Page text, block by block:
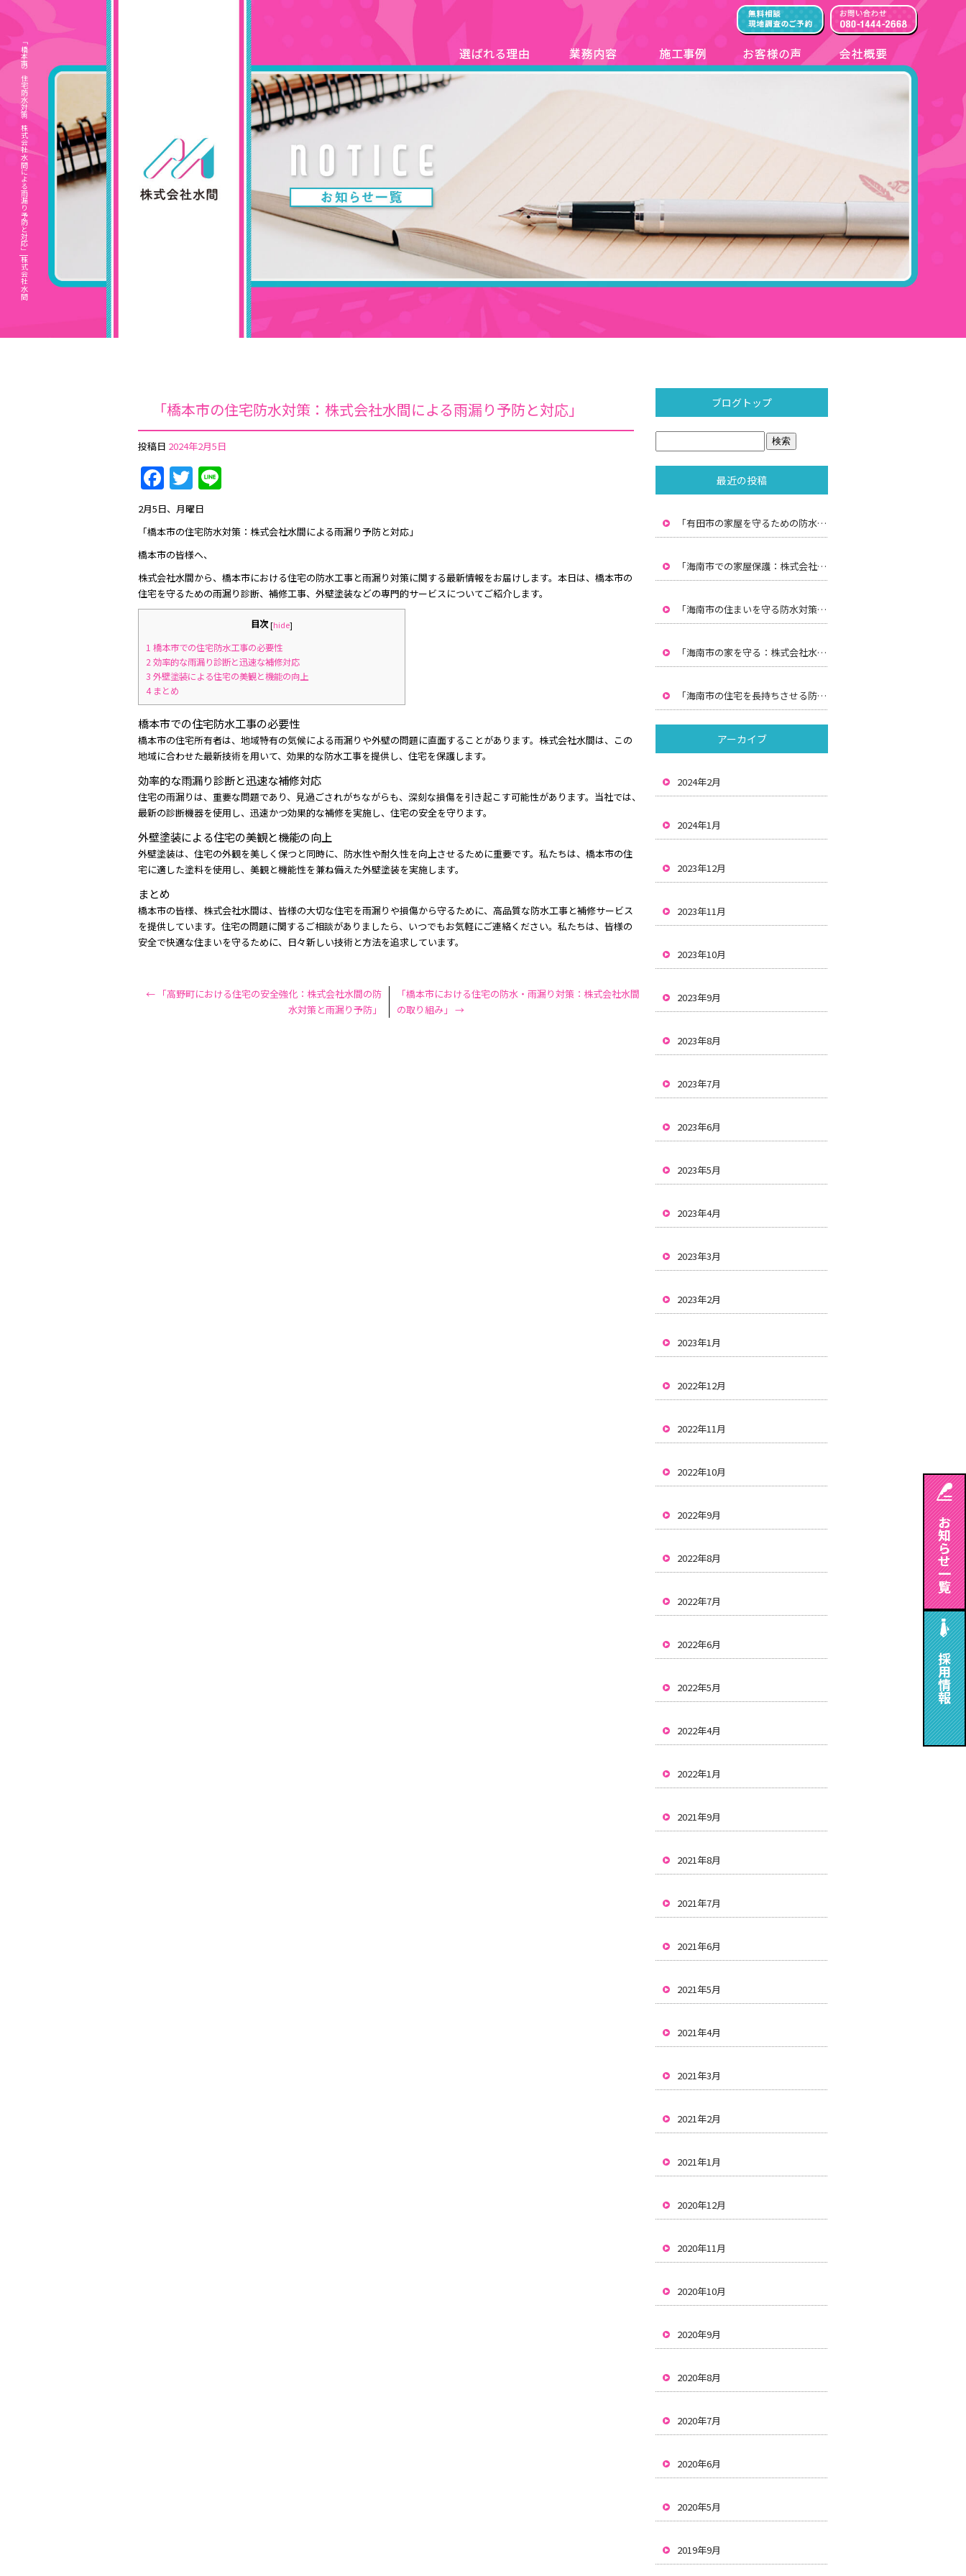
「橋本市の住宅防水対策：株式会社水間による雨漏り予防と対応」|株式会社水間
「橋本市の住宅防水対策：株式会社水間による雨漏り予防と対応」
投稿日 2024年2月5日
Facebook
Twitter
2月5日、月曜日
「橋本市の住宅防水対策：株式会社水間による雨漏り予防と対応」
橋本市の皆様へ、
株式会社水間から、橋本市における住宅の防水工事と雨漏り対策に関する最新情報をお届けします。本日は、橋本市の
住宅を守るための雨漏り診断、補修工事、外壁塗装などの専門的サービスについてご紹介します。
目次[hide]
1 橋本市での住宅防水工事の必要性
2効率的な雨漏り診断と迅速な補修対応
3 外壁塗装による住宅の美観と機能の向上
4まとめ
橋本市での住宅防水工事の必要性
橋本市の住宅所有者は、地域特有の気候による雨漏りや外壁の問題に直面することがあります。株式会社水間は、この
地域に合わせた最新技術を用いて、効果的な防水工事を提供し、住宅を保護します。
効率的な雨漏り診断と迅速な補修対応
住宅の雨漏りは、重要な問題であり、見過ごされがちながらも、深刻な損傷を引き起こす可能性があります。当社では、
最新の診断機器を使用し、迅速かつ効果的な補修を実施し、住宅の安全を守ります。
外壁塗装による住宅の美観と機能の向上
外壁塗装は、住宅の外観を美しく保つと同時に、防水性や耐久性を向上させるために重要です。私たちは、橋本市の住
宅に適した塗料を使用し、美観と機能性を兼ね備えた外壁塗装を実施します。
まとめ
橋本市の皆様、株式会社水間は、皆様の大切な住宅を雨漏りや損傷から守るために、高品質な防水工事と補修サービス
を提供しています。住宅の問題に関するご相談がありましたら、いつでもお気軽にご連絡ください。私たちは、皆様の
安全で快適な住まいを守るために、日々新しい技術と方法を追求しています。
← 「高野町における住宅の安全強化：株式会社水間の防
水対策と雨漏り予防」
「橋本市における住宅の防水・雨漏り対策：株式会社水間
の取り組み」 →
ブログトップ
最近の投稿
「有田市の家屋を守るための防水対策：株式会社水間の専門技術」
「海南市での家屋保護：株式会社水間による雨漏り防止と防水対策」
「海南市の住まいを守る防水対策：株式会社水間のプロフェッショナルサービス」
「海南市の家を守る：株式会社水間による防水工事と雨漏りの解決策」
「海南市の住宅を長持ちさせる防水と雨漏り対策：株式会社水間の解決策」
アーカイブ
2024年2月
2024年1月
2023年12月
2023年11月
2023年10月
2023年9月
2023年8月
2023年7月
2023年6月
2023年5月
2023年4月
2023年3月
2023年2月
2023年1月
2022年12月
2022年11月
2022年10月
2022年9月
2022年8月
2022年7月
2022年6月
2022年5月
2022年4月
2022年1月
2021年9月
2021年8月
2021年7月
2021年6月
2021年5月
2021年4月
2021年3月
2021年2月
2021年1月
2020年12月
2020年11月
2020年10月
2020年9月
2020年8月
2020年7月
2020年6月
2020年5月
2019年9月